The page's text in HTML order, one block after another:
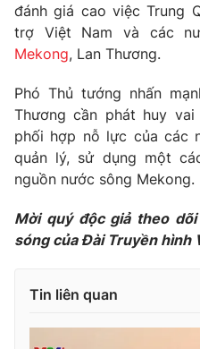
Video
VTV Sức khoẻ
Thị trường 24h
VTV4
VTV9
đánh giá cao việc Trung
trợ Việt Nam và các
Mekong, Lan Thương.
Phó Thủ tướng nhấn
Thương cần phát huy
phối hợp nỗ lực của các
quản lý, sử dụng một
nguồn nước sông Mekong.
Mời quý độc giả theo
sóng của Đài Truyền hình
Tin liên quan